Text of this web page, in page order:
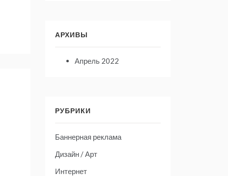
АРХИВЫ
Апрель 2022
РУБРИКИ
Баннерная реклама
Дизайн / Арт
Интернет